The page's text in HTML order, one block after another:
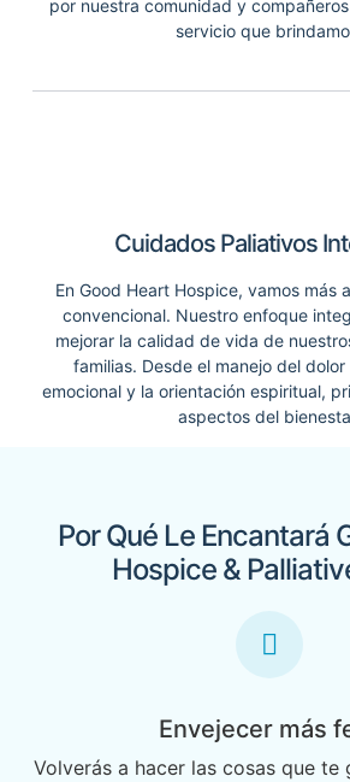
por nuestra comunidad y
servicio que
Cuidados Paliativos
En Good Heart Hospice, vamos más
convencional. Nuestro enfoque
mejorar la calidad de vida de
familias. Desde el manejo del
emocional y la orientación espiritual,
aspectos del
Por Qué Le Encantará
Hospice &
Envejecer más
Volverás a hacer las cosas que te